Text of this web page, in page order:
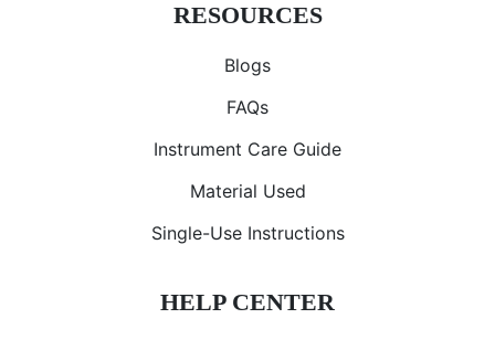
RESOURCES
Blogs
FAQs
Instrument Care Guide
Material Used
Single-Use Instructions
HELP CENTER